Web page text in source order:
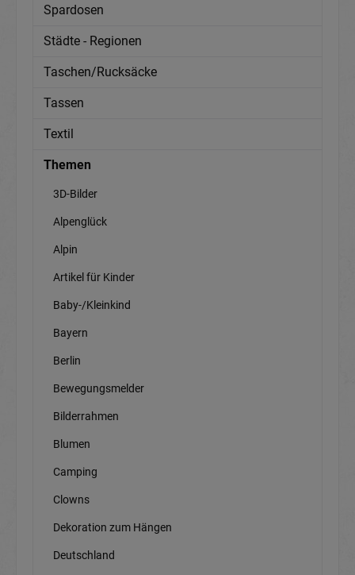
Spardosen
Städte - Regionen
Taschen/Rucksäcke
Tassen
Textil
Themen
3D-Bilder
Alpenglück
Alpin
Artikel für Kinder
Baby-/Kleinkind
Bayern
Berlin
Bewegungsmelder
Bilderrahmen
Blumen
Camping
Clowns
Dekoration zum Hängen
Deutschland